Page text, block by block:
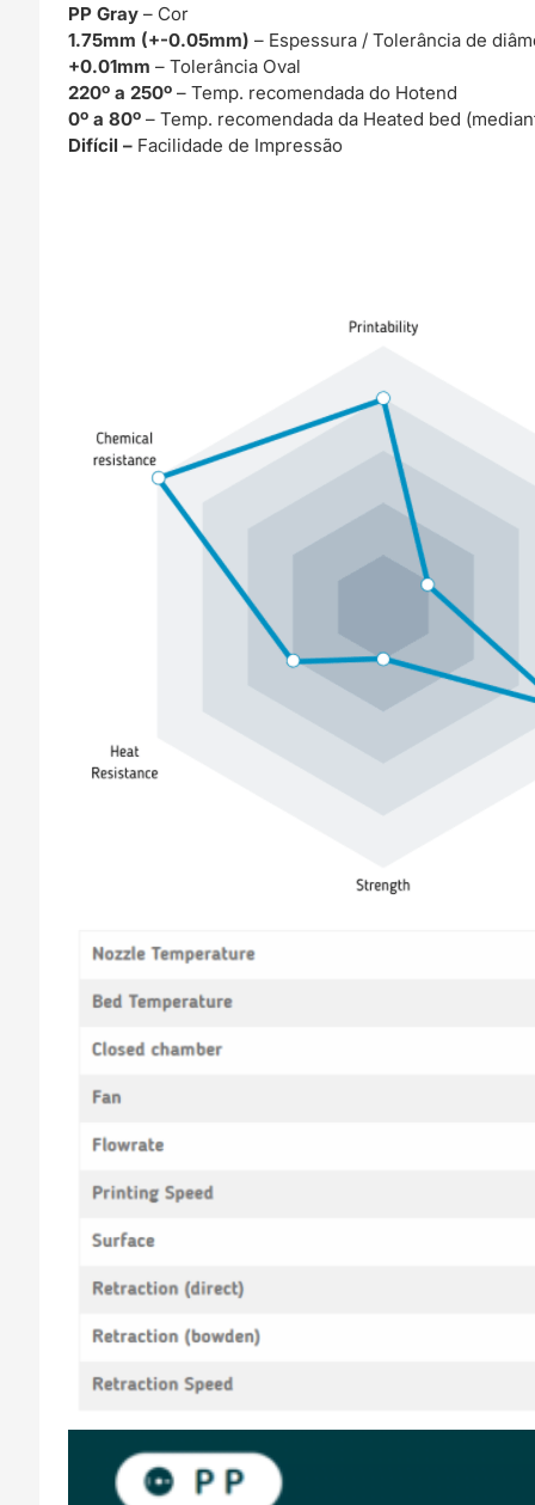
PP Gray– Cor
1.75mm (+-0.05mm)– Espessura / Tolerância de
+0.01mm– Tolerância Oval
220º a 250º– Temp. recomendada do Hotend
0º a 80º– Temp. recomendada da Heated bed
Difícil – Facilidade de Impressão